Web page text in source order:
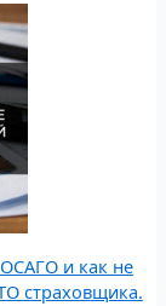
и как не
страховщика.